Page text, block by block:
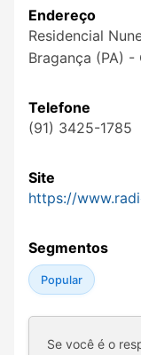
Endereço
Residencial
Bragança (PA)
Telefone
(91) 3425-1785
Site
https://
Segmentos
Popular
Se você é o